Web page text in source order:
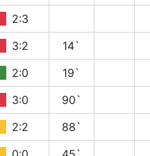
2:3
3:2 14`
2:0 19`
3:0 90`
2:2 88`